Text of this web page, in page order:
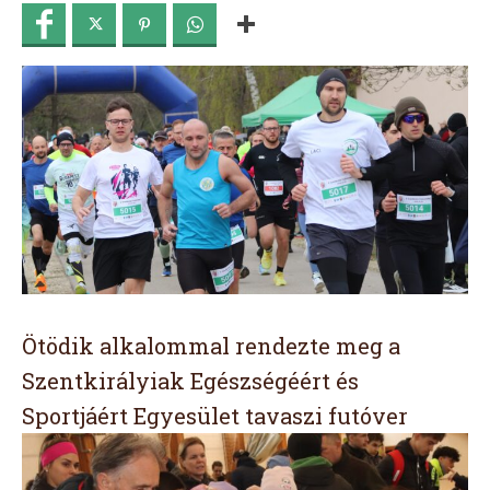
Ötödik alkalommal rendezte meg a
Szentkirályiak Egészségéért és
Sportjáért Egyesület tavaszi futóver